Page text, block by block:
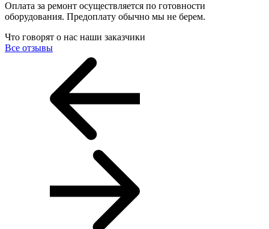
Оплата за ремонт осуществляется по готовности
оборудования. Предоплату обычно мы не берем.
Что говорят о нас наши заказчики
Все отзывы